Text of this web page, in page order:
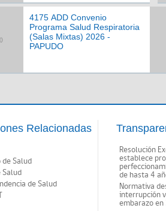
4175 ADD Convenio
Programa Salud Respiratoria
(Salas Mixtas) 2026 -
PAPUDO
Relacionadas
Salud
Salud
de Salud
Resolución
establece
de hasta 4
Normativa
interrupción
embarazo en